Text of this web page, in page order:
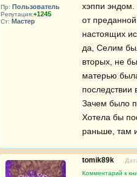
Пр: Пользователь
Репутация:+1245
Ст: Мастер
хэппи
от
настоящих
да, Селим
вторых, не
матерью
последствии
Зачем было
Хотела бы
раньше, там
tomik89k
Комментарий к